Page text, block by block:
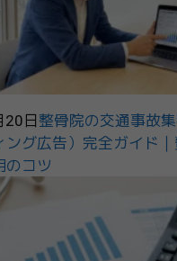
日 整骨院の交通事故
ング広告）完全ガイド
のコツ